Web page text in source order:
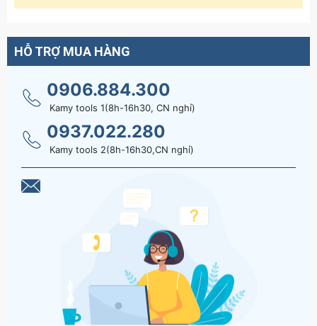
HỖ TRỢ MUA HÀNG
0906.884.300
Kamy tools 1(8h-16h30, CN nghỉ)
0937.022.280
Kamy tools 2(8h-16h30,CN nghỉ)